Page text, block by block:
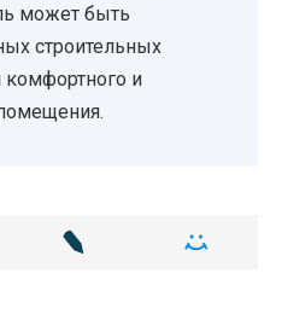
может быть
строительных
комфортного и